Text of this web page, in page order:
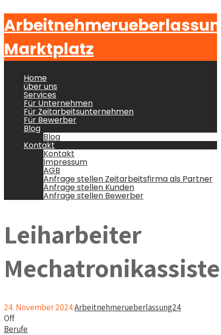
Marktplatz
Home
über uns
Services
Für Unternehmen
Für Zeitarbeitsunternehmen
Für Bewerber
Blog
Blog
Kontakt
Kontakt
Impressum
AGB
Anfrage stellen Zeitarbeitsfirma als Partner
Anfrage stellen Kunden
Anfrage stellen Bewerber
Leiharbeiter
24. November 2024Arbeitnehmerueberlassung24
Off
Berufe